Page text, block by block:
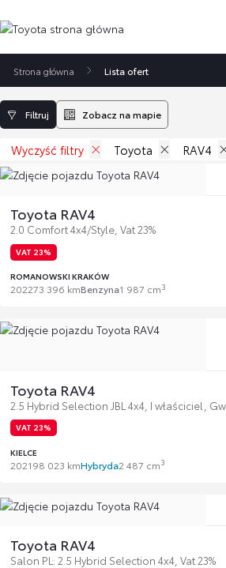
Strona główna Lista ofert
Filtruj Zobacz na mapie
Wyczyść filtry Toyota RAV4
Toyota RAV4
2.0 Comfort 4x4/Style, Vat 23%
VAT 23%
ROMANOWSKI KRAKÓW
202273 396 kmBenzyna1 987 cm3
Toyota RAV4
2.5 Hybrid Selection JBL 4x4, I właściciel,
VAT 23%
KIELCE
202198 023 kmHybryda2 487 cm3
Toyota RAV4
Salon PL: 2.5 Hybrid Selection 4x4, Vat 23%